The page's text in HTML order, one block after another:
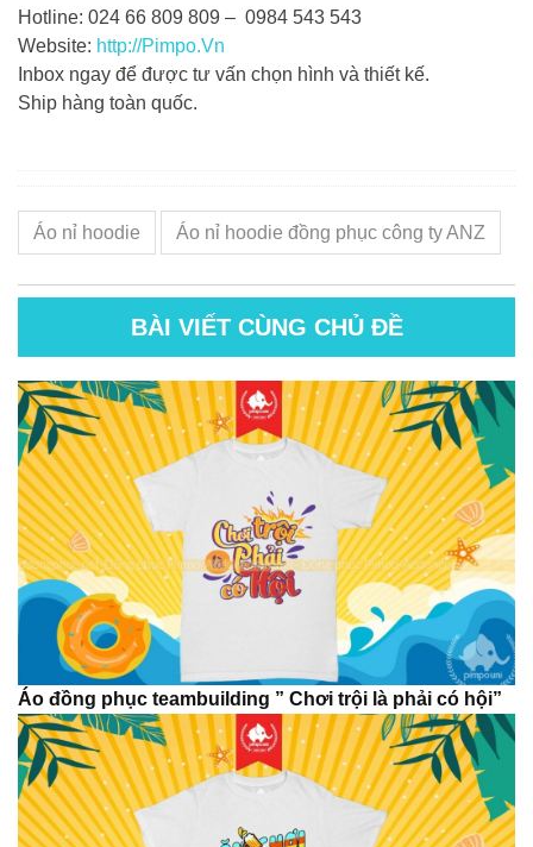
Hotline: 024 66 809 809 – 0984 543 543
Website: http://Pimpo.Vn
Inbox ngay để được tư vấn chọn hình và thiết kế.
Ship hàng toàn quốc.
Áo nỉ hoodie Áo nỉ hoodie đồng phục công ty ANZ
BÀI VIẾT CÙNG CHỦ ĐỀ
Áo đồng phục teambuilding ” Chơi trội là phải có hội”